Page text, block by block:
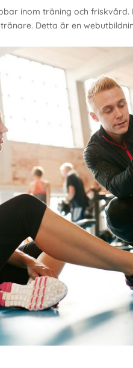
inom träning och
Detta är en